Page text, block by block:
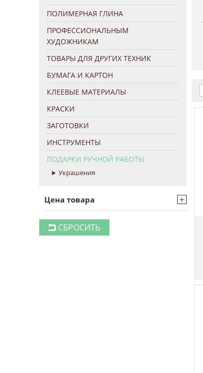
ПОЛИМЕРНАЯ ГЛИНА
ПРОФЕССИОНАЛЬНЫМ
ХУДОЖНИКАМ
ТОВАРЫ ДЛЯ ДРУГИХ ТЕХНИК
БУМАГА И КАРТОН
КЛЕЕВЫЕ МАТЕРИАЛЫ
КРАСКИ
ЗАГОТОВКИ
ИНСТРУМЕНТЫ
ПОДАРКИ РУЧНОЙ РАБОТЫ
Украшения
Цена товара +
СБРОСИТЬ